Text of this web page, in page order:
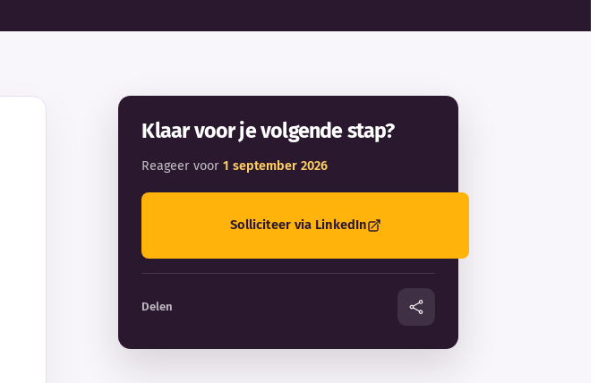
Klaar voor je volgende stap?
Reageer voor1 september 2026
Solliciteer via LinkedIn
Delen